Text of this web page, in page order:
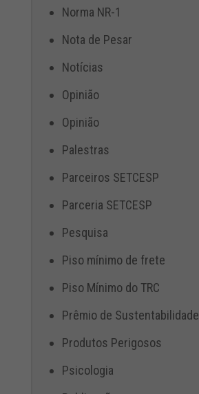
Norma NR-1
Nota de Pesar
Notícias
Opinião
Opinião
Palestras
Parceiros SETCESP
Parceria SETCESP
Pesquisa
Piso mínimo de frete
Piso Mínimo do TRC
Prêmio de Sustentabilidade
Produtos Perigosos
Psicologia